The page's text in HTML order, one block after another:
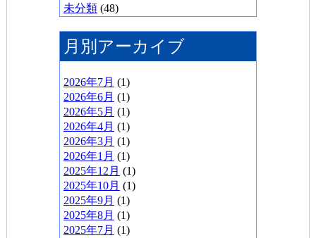
未分類(48)
月別アーカイブ
2026年7月 (1)
2026年6月 (1)
2026年5月 (1)
2026年4月 (1)
2026年3月 (1)
2026年1月 (1)
2025年12月 (1)
2025年10月 (1)
2025年9月 (1)
2025年8月 (1)
2025年7月 (1)